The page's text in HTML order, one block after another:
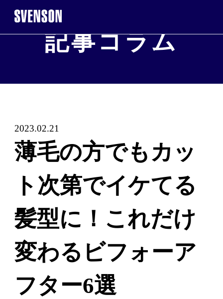
まずは無料相談を。お気軽にご来店くだ
※お電話で髪に関するご相談やご予約も可能です
0120-17-7109
2回目以降のご来店について
ご契
WEB予
はじめての方へ
記事コラム
2023.02.21
薄毛の方でもカッ
ト次第でイケてる
髪型に！これだけ
変わるビフォーア
フター6選